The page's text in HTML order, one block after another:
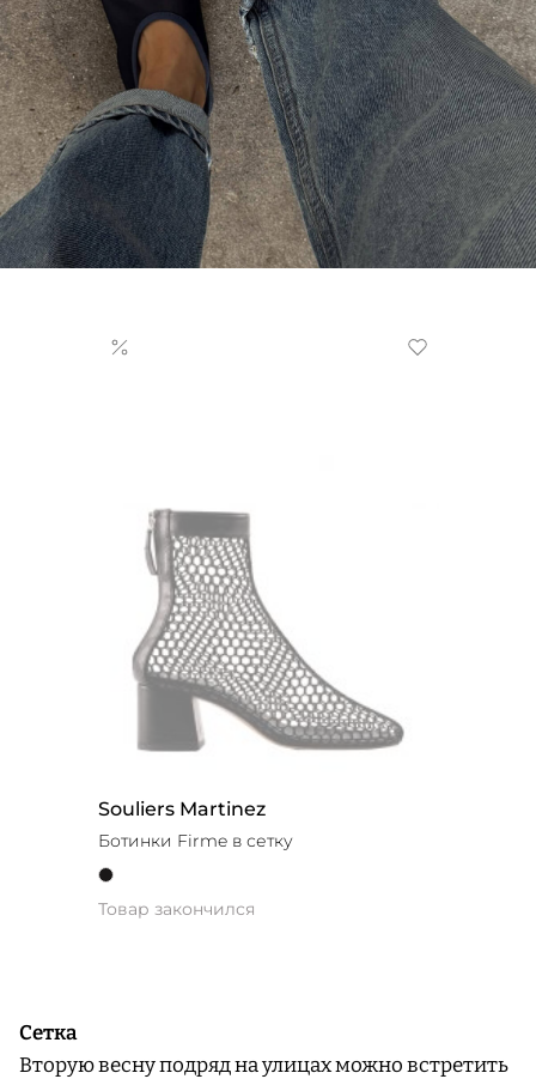
Souliers Martinez
Ботинки Firme в сетку
Товар закончился
Сетка
Вторую весну подряд на улицах можно встретить